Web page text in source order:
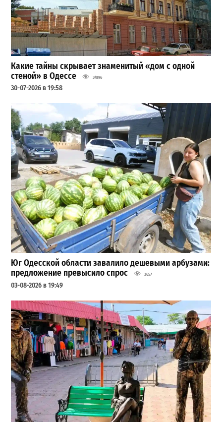
Какие тайны скрывает знаменитый «дом с одной
стеной» в Одессе
34196
30-07-2026 в 19:58
Юг Одесской области завалило дешевыми арбузами:
предложение превысило спрос
3657
03-08-2026 в 19:49